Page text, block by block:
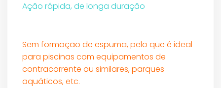
Ação rápida, de longa duração
Sem formação de espuma, pelo que é ideal
para piscinas com equipamentos de
contracorrente ou similares, parques
aquáticos, etc.